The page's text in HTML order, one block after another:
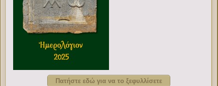
Πατήστε εδώ για να το ξεφυλλίσετε